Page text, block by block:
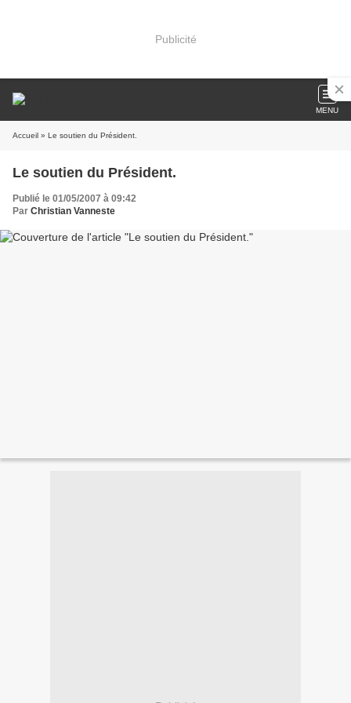
Publicité
MENU
Accueil » Le soutien du Président.
Le soutien du Président.
Publié le 01/05/2007 à 09:42
Par Christian Vanneste